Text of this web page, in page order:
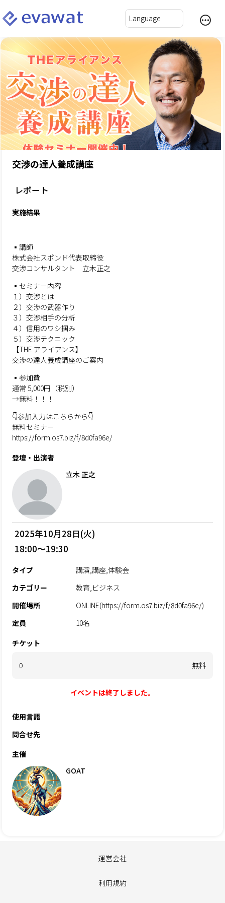
交渉の達人養成講座
レポート
実施結果
▪️講師
株式会社スポンド代表取締役
交渉コンサルタント 立木正之
▪️セミナー内容
１）交渉とは
２）交渉の武器作り
３）交渉相手の分析
４）信用のワシ掴み
５）交渉テクニック
【THE アライアンス】
交渉の達人養成講座のご案内
▪️参加費
通常 5,000円（税別）
→無料！！！
👇参加入力はこちらから👇
無料セミナー
https://form.os7.biz/f/8d0fa96e/
登壇・出演者
立木 正之
2025年10月28日(火)
18:00～19:30
タイプ
講演,講座,体験会
カテゴリー
教育,ビジネス
開催場所
ONLINE(https://form.os7.biz/f/8d0fa96e/)
定員
10名
チケット
0 無料
イベントは終了しました。
使用言語
問合せ先
主催
GOAT
運営会社
利用規約